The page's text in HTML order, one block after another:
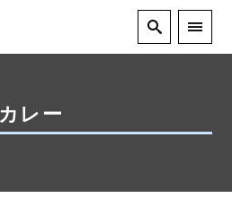
カレー